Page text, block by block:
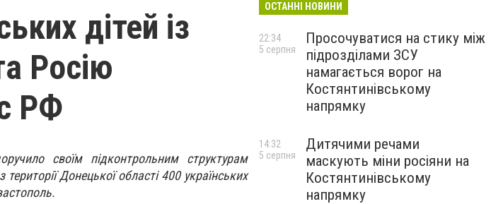
дітей із
Росію
РФ
своїм підконтрольним структурам
Донецької області 400 українських
ОСТАННІ НОВИНИ
Просочуватися на стику між
підрозділами ЗСУ
намагається ворог на
Костянтинівському
напрямку
22:34
5 серпня
Дитячими речами
маскують міни росіяни на
Костянтинівському
напрямку
14:32
5 серпня